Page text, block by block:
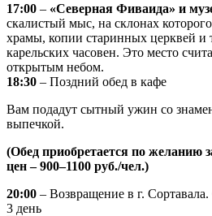
17:00 – «Северная Фиваида» и
скалистый мыс, на склонах
храмы, копии старинных церквей и
карельских часовен. Это место
открытым небом.
18:30 – Поздний обед в кафе
Вам подадут сытный ужин со
выпечкой.
(Обед приобретается по желанию
цен – 900–1100 руб./чел.)
20:00 – Возвращение в г.
3 день